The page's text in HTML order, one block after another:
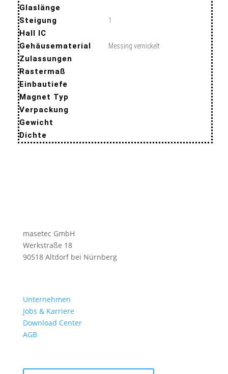
Glaslänge
Steigung
1
Hall IC
Gehäusematerial
Messing vernickelt
Zulassungen
Rastermaß
Einbautiefe
Magnet Typ
Verpackung
Gewicht
Dichte
masetec GmbH
Werkstraße 18
90518 Altdorf bei Nürnberg
Unternehmen
Jobs & Karriere
Download Center
AGB